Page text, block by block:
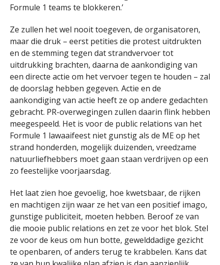
Formule 1 teams te blokkeren.’
Ze zullen het wel nooit toegeven, de organisatoren,
maar die druk – eerst petities die protest uitdrukten
en de stemming tegen dat strandvervoer tot
uitdrukking brachten, daarna de aankondiging van
een directe actie om het vervoer tegen te houden – zal
de doorslag hebben gegeven. Actie en de
aankondiging van actie heeft ze op andere gedachten
gebracht. PR-overwegingen zullen daarin flink hebben
meegespeeld. Het is voor de public relations van het
Formule 1 lawaaifeest niet gunstig als de ME op het
strand honderden, mogelijk duizenden, vreedzame
natuurliefhebbers moet gaan staan verdrijven op een
zo feestelijke voorjaarsdag.
Het laat zien hoe gevoelig, hoe kwetsbaar, de rijken
en machtigen zijn waar ze het van een positief imago,
gunstige publiciteit, moeten hebben. Beroof ze van
die mooie public relations en zet ze voor het blok. Stel
ze voor de keus om hun botte, gewelddadige gezicht
te openbaren, of anders terug te krabbelen. Kans dat